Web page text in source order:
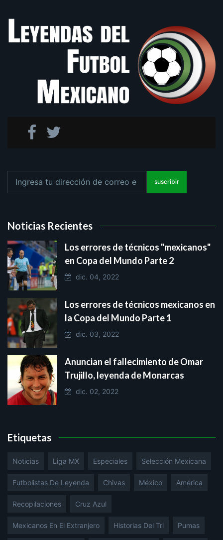
suscribir
Noticias Recientes
Los errores de técnicos "mexicanos"
en Copa del Mundo Parte 2
dic. 04, 2022
Los errores de técnicos mexicanos en
la Copa del Mundo Parte 1
dic. 03, 2022
Anuncian el fallecimiento de Omar
Trujillo, leyenda de Monarcas
dic. 02, 2022
Etiquetas
Noticias Liga MX Especiales Selección Mexicana
Futbolistas De Leyenda Chivas México América
Recopilaciones Cruz Azul
Mexicanos En El Extranjero Historias Del Tri Pumas